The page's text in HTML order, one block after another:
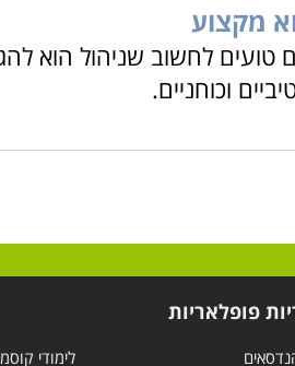
מקצוע
טועים לחשוב שניהול הוא
וכוחניים.
פופלאריות
לימודי